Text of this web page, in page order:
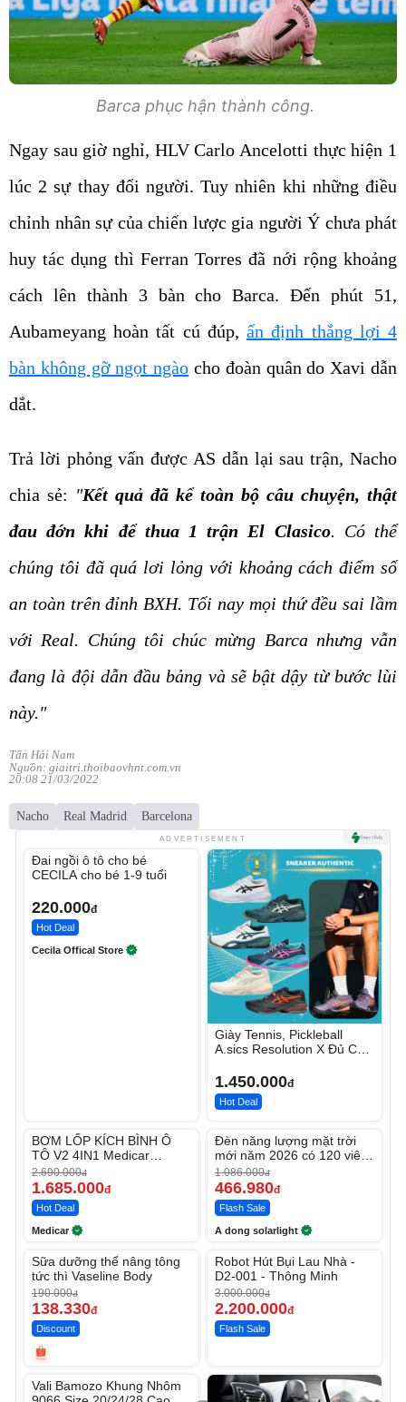
Barca phục hận thành công.
Ngay sau giờ nghỉ, HLV Carlo Ancelotti thực hiện 1
lúc 2 sự thay đổi người. Tuy nhiên khi những điều
chỉnh nhân sự của chiến lược gia người Ý chưa phát
huy tác dụng thì Ferran Torres đã nới rộng khoảng
cách lên thành 3 bàn cho Barca. Đến phút 51,
Aubameyang hoàn tất cú đúp,ấn định thắng lợi 4
bàn không gỡ ngọt ngào cho đoàn quân do Xavi dẫn
dắt.
Trả lời phỏng vấn được AS dẫn lại sau trận, Nacho
chia sẻ: "Kết quả đã kể toàn bộ câu chuyện, thật
đau đớn khi để thua 1 trận El Clasico. Có thể
chúng tôi đã quá lơi lỏng với khoảng cách điểm số
an toàn trên đỉnh BXH. Tối nay mọi thứ đều sai lầm
với Real. Chúng tôi chúc mừng Barca nhưng vẫn
đang là đội dẫn đầu bảng và sẽ bật dậy từ bước lùi
này."
Tấn Hải Nam
Nguồn: giaitri.thoibaovhnt.com.vn
20:08 21/03/2022
Nacho Real Madrid Barcelona
ADVERTISEMENT
Đai ngồi ô tô cho bé
CECILA cho bé 1-9 tuổi
220.000đ
Hot Deal
Cecila Offical Store
Giày Tennis, Pickleball
A.sics Resolution X Đủ Các
1.450.000đ
Hot Deal
-37%
BƠM LỐP KÍCH BÌNH Ô
TÔ V2 4IN1 Medicar
12.000mAh
2.690.000đ
1.685.000đ
Hot Deal
Medicar
-56%
Đèn năng lượng mặt trời
mới năm 2026 có 120 viên
LED lớn
1.086.000đ
466.980đ
Flash Sale
A dong solarlight
-27%
Sữa dưỡng thể nâng tông
tức thì Vaseline Body
190.000đ
138.330đ
Discount
-26%
Robot Hút Bụi Lau Nhà -
D2-001 - Thông Minh
3.000.000đ
2.200.000đ
Flash Sale
Vali Bamozo Khung Nhôm